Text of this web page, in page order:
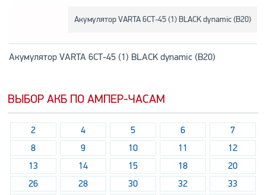
Акумулятор VARTA 6СТ-45 (1) BLACK dynamic (B20)
Акумулятор VARTA 6СТ-45 (1) BLACK dynamic (B20)
ВЫБОР АКБ ПО АМПЕР-ЧАСАМ
2 4 5 6
7
8
9 10 11
12
13
14 15 18
20
26
28 30 32
33